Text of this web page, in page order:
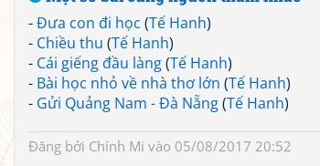
-Đưa con đi học (Tế Hanh)
- Chiều thu (Tế Hanh)
- Cái giếng đầu làng(Tế Hanh)
- Bài học nhỏ về nhà thơ lớn (Tế Hanh)
- Gửi Quảng Nam - Đà Nẵng(Tế Hanh)
Đăng bởi Chính Mi vào 05/08/2017 20:52